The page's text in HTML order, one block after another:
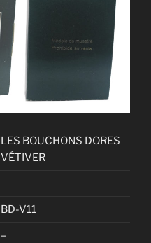
LES BOUCHONS DORES
VÉTIVER
BD-V11
–